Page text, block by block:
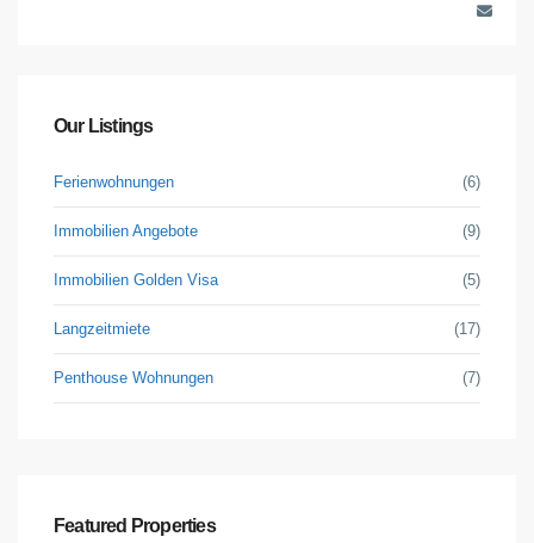
Our Listings
Ferienwohnungen (6)
Immobilien Angebote (9)
Immobilien Golden Visa (5)
Langzeitmiete (17)
Penthouse Wohnungen (7)
Featured Properties